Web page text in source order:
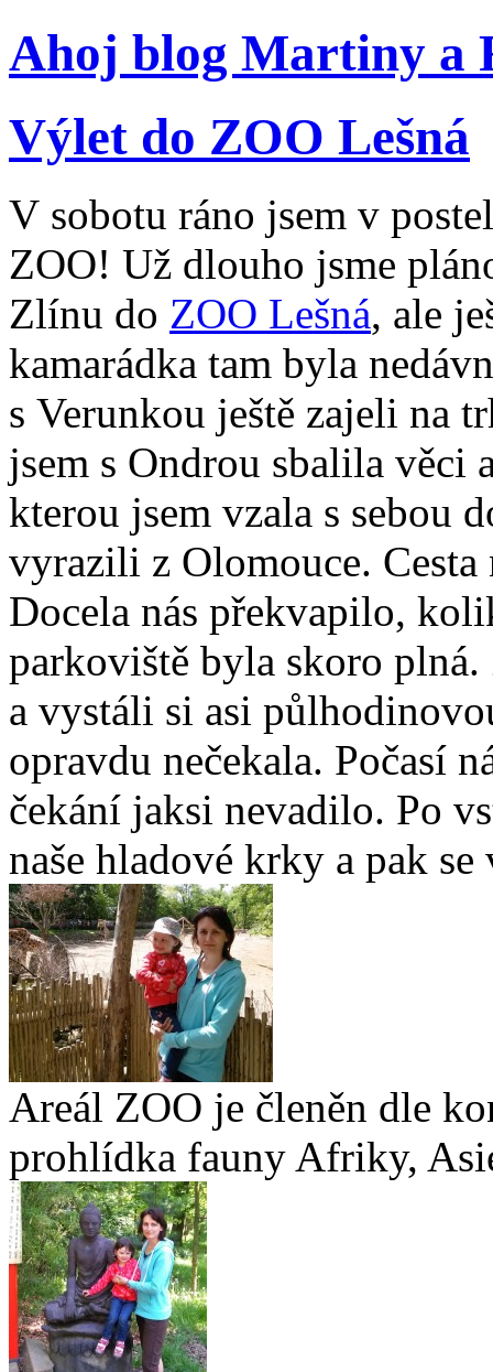
Ahoj blog Martiny a
Výlet do ZOO Lešná
V sobotu ráno jsem v
ZOO! Už dlouho jsme
Zlínu do ZOO Lešná, ale
kamarádka tam byla
s Verunkou ještě zajeli na
jsem s Ondrou sbalila věci
kterou jsem vzala s sebou
vyrazili z Olomouce.
Docela nás překvapilo,
parkoviště byla skoro
a vystáli si asi
opravdu nečekala. Počasí
čekání jaksi nevadilo. Po
naše hladové krky a pak
Areál ZOO je členěn dle
prohlídka fauny Afriky,